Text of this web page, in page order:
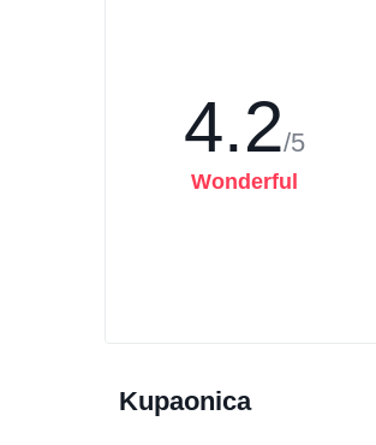
4.2/5
Wonderful
Kupaonica